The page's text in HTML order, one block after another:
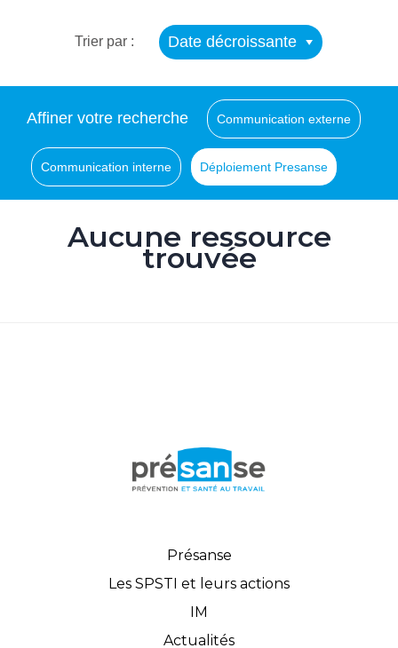
Trier par : Date décroissante
Affiner votre recherche Communication externe
Communication interne Déploiement Presanse
Aucune ressource
trouvée
Présanse
Les SPSTI et leurs actions
IM
Actualités